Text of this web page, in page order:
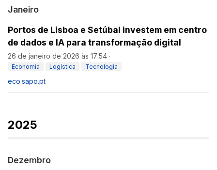
Janeiro
Portos de Lisboa e Setúbal investem em centro
de dados e IA para transformação digital
26 de janeiro de 2026 às 17:54 ·
Economia Logística Tecnologia
eco.sapo.pt
2025
Dezembro